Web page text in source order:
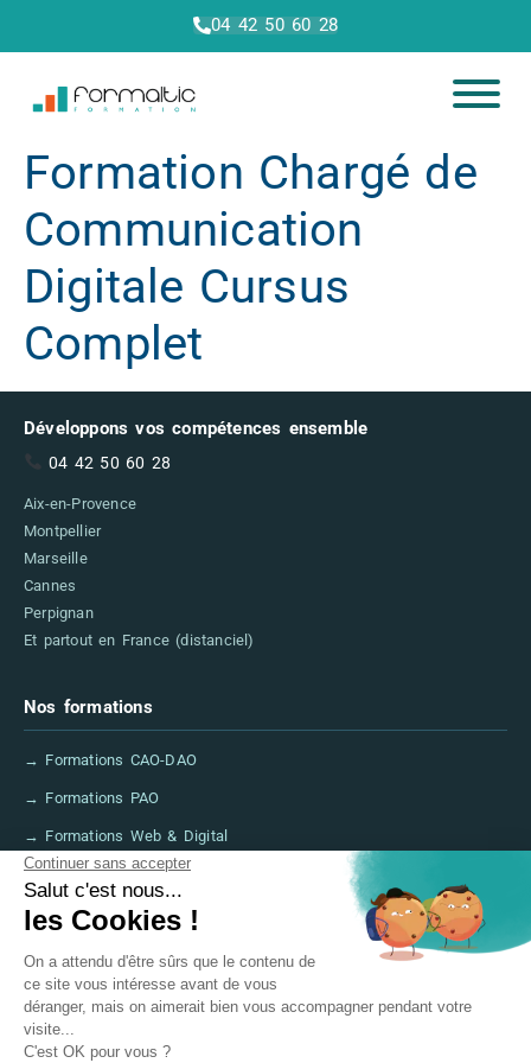
04 42 50 60 28
Formation Chargé de
Communication
Digitale Cursus
Complet
Développons vos compétences ensemble
04 42 50 60 28
Aix-en-Provence
Montpellier
Marseille
Cannes
Perpignan
Et partout en France (distanciel)
Nos formations
→ Formations CAO-DAO
→ Formations PAO
→ Formations Web & Digital
→ Formations IA
→ Financer sa formation (CPF, France Travail)
Informations légales
→ Mentions légales